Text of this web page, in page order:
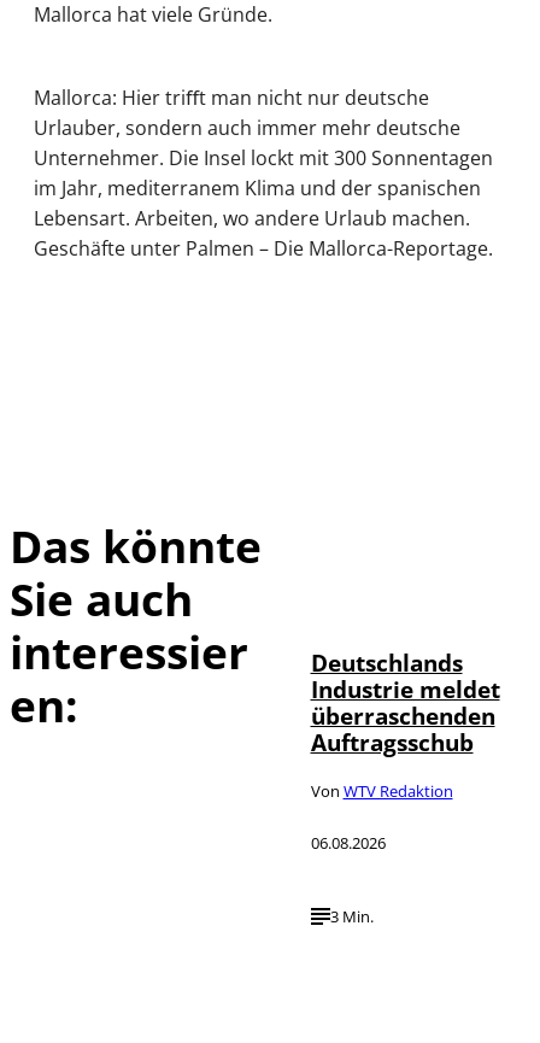
Mallorca hat viele Gründe.
Mallorca: Hier triﬀt man nicht nur deutsche
Urlauber, sondern auch immer mehr deutsche
Unternehmer. Die Insel lockt mit 300 Sonnentagen
im Jahr, mediterranem Klima und der spanischen
Lebensart. Arbeiten, wo andere Urlaub machen.
Geschäfte unter Palmen – Die Mallorca-Reportage.
Das könnte
Sie auch
interessier
en:
Deutschlands
Industrie meldet
überraschenden
Auftragsschub
Von WTV Redaktion
06.08.2026
3 Min.